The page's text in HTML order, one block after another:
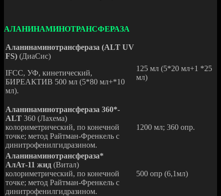
АЛАНИНАМИНОТРАНСФЕРАЗА
Аланинаминотрансфераза (ALT UV
FS) (ДиаСис)
IFCC, УФ, кинетический,
БИРЕАКТИВ 500 мл (5*80 мл+*10
мл).
125 мл (5*20 мл+1 *25
мл)
Аланинаминотрансфераза 360*-
ALT 360 (Лахема)
колориметрический, по конечной
точке; метод Райтман-Френкель с
динитрофенилгидразином.
1200 мл; 360 опр.
Аланинаминотрансфераза*
АлАт-11 жид (Витал)
колориметрический, по конечной
точке; метод Райтман-Френкель с
динитрофенилгидразином.
500 опр (6,1мл)